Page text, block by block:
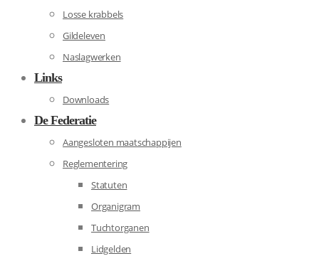
Losse krabbels
Gildeleven
Naslagwerken
Links
Downloads
De Federatie
Aangesloten maatschappijen
Reglementering
Statuten
Organigram
Tuchtorganen
Lidgelden